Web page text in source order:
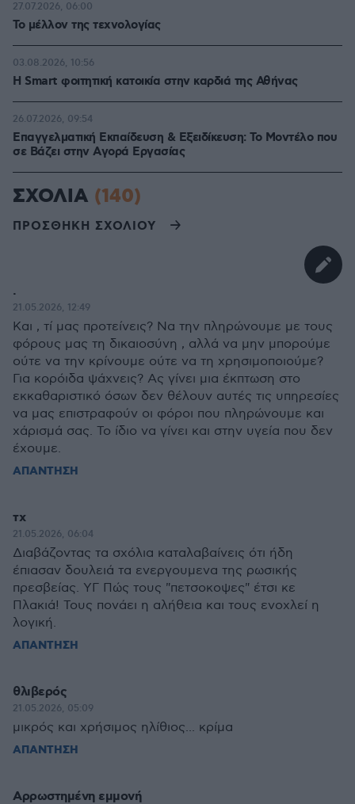
Το μέλλον της τεχνολογίας
27.07.2026, 06:00
Η Smart φοιτητική κατοικία στην καρδιά της Αθήνας
03.08.2026, 10:56
Επαγγελματική Εκπαίδευση & Εξειδίκευση: Το Mοντέλο που
σε Bάζει στην Aγορά Eργασίας
26.07.2026, 09:54
ΣΧΟΛΙΑ (140)
ΠΡΟΣΘΗΚΗ ΣΧΟΛΙΟΥ
.
21.05.2026, 12:49
Και , τί μας προτείνεις? Να την πληρώνουμε με τους
φόρους μας τη δικαιοσύνη , αλλά να μην μπορούμε
ούτε να την κρίνουμε ούτε να τη χρησιμοποιούμε?
Για κορόιδα ψάχνεις? Ας γίνει μια έκπτωση στο
εκκαθαριστικό όσων δεν θέλουν αυτές τις υπηρεσίες
να μας επιστραφούν οι φόροι που πληρώνουμε και
χάρισμά σας. Το ίδιο να γίνει και στην υγεία που δεν
έχουμε.
ΑΠΑΝΤΗΣΗ
τχ
21.05.2026, 06:04
Διαβάζοντας τα σχόλια καταλαβαίνεις ότι ήδη
έπιασαν δουλειά τα ενεργουμενα της ρωσικής
πρεσβείας. ΥΓ Πώς τους "πετσοκοψες" έτσι κε
Πλακιά! Τους πονάει η αλήθεια και τους ενοχλεί η
λογική.
ΑΠΑΝΤΗΣΗ
θλιβερός
21.05.2026, 05:09
μικρός και χρήσιμος ηλίθιος... κρίμα
ΑΠΑΝΤΗΣΗ
Αρρωστημένη εμμονή